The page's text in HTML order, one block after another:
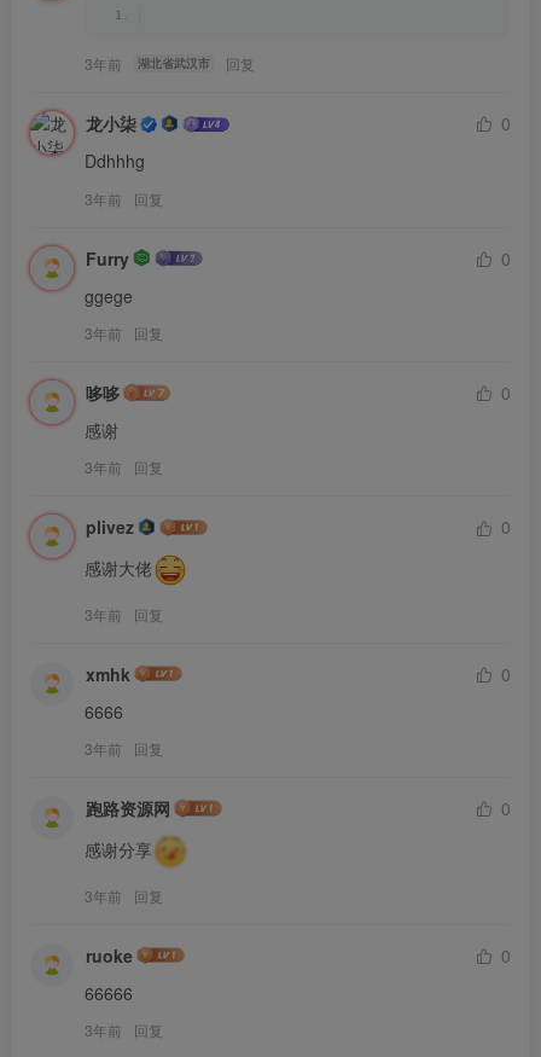
3年前 湖北省武汉市 回复
龙小柒
0
Ddhhhg
3年前 回复
Furry
0
ggege
3年前 回复
哆哆
0
感谢
3年前 回复
plivez
0
感谢大佬
3年前 回复
xmhk
0
6666
3年前 回复
跑路资源网
0
感谢分享
3年前 回复
ruoke
0
66666
3年前 回复